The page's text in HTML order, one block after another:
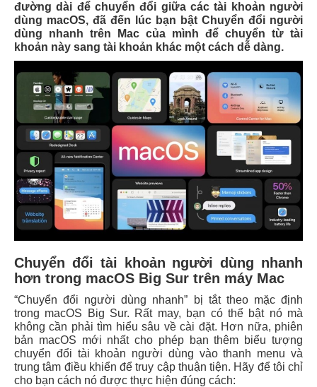
đường dài để chuyển đổi giữa các tài khoản người
dùng macOS, đã đến lúc bạn bật Chuyển đổi người
dùng nhanh trên Mac của mình để chuyển từ tài
khoản này sang tài khoản khác một cách dễ dàng.
Chuyển đổi tài khoản người dùng nhanh
hơn trong macOS Big Sur trên máy Mac
“Chuyển đổi người dùng nhanh” bị tắt theo mặc định
trong macOS Big Sur. Rất may, bạn có thể bật nó mà
không cần phải tìm hiểu sâu về cài đặt. Hơn nữa, phiên
bản macOS mới nhất cho phép bạn thêm biểu tượng
chuyển đổi tài khoản người dùng vào thanh menu và
trung tâm điều khiển để truy cập thuận tiện. Hãy để tôi chỉ
cho bạn cách nó được thực hiện đúng cách: